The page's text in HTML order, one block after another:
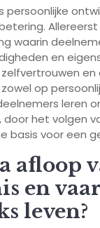
persoonlijke
waarin
en
op
leren
het volgen
basis voor een
afloop
en
leven?